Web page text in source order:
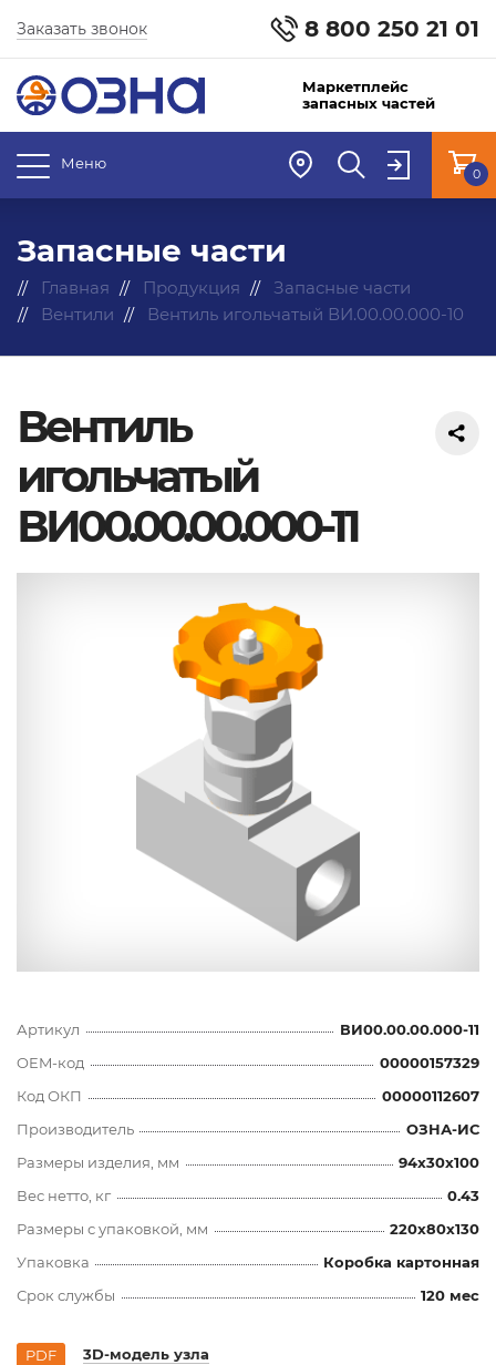
8 800 250 21 01
Заказать звонок
Маркетплейс
запасных частей
Меню
0
Запасные части
Главная Продукция
Запасные части
Вентили
Вентиль игольчатый ВИ.00.00.000-10
Вентиль
игольчатый
ВИ00.00.00.000-11
Артикул
ВИ00.00.00.000-11
OEM-код
00000157329
Код ОКП
00000112607
Производитель
ОЗНА-ИС
Размеры изделия, мм
94x30x100
Вес нетто, кг
0.43
Размеры с упаковкой, мм
220x80x130
Упаковка
Коробка картонная
Срок службы
120 мес
PDF 3D-модель узла